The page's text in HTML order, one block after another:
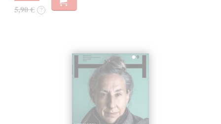
5,90 € ?